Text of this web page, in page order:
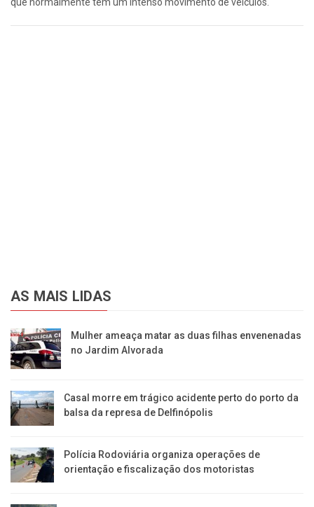
AS MAIS LIDAS
Mulher ameaça matar as duas filhas envenenadas
no Jardim Alvorada
Casal morre em trágico acidente perto do porto da
balsa da represa de Delfinópolis
Polícia Rodoviária organiza operações de
orientação e fiscalização dos motoristas